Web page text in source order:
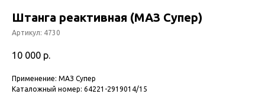
Штанга реактивная (МАЗ Супер)
Артикул: 4730
10 000 р.
Применение: МАЗ Супер
Каталожный номер: 64221-2919014/15